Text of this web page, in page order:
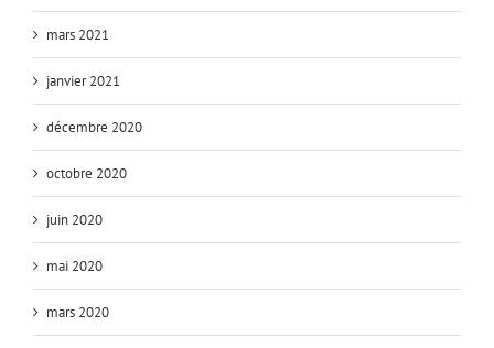
mars 2021
janvier 2021
décembre 2020
octobre 2020
juin 2020
mai 2020
mars 2020